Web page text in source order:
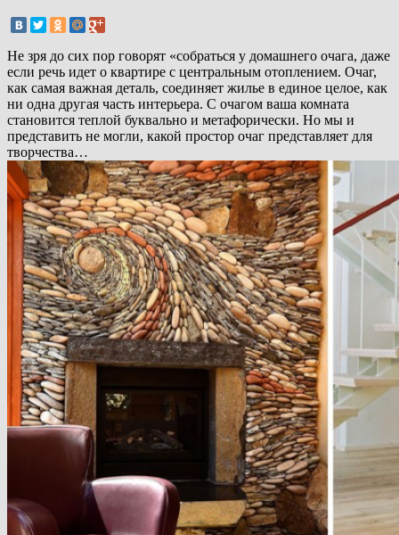
Не зря до сих пор говорят «собраться у домашнего очага, даже
если речь идет о квартире с центральным отоплением. Очаг,
как самая важная деталь, соединяет жилье в единое целое, как
ни одна другая часть интерьера. С очагом ваша комната
становится теплой буквально и метафорически. Но мы и
представить не могли, какой простор очаг представляет для
творчества…